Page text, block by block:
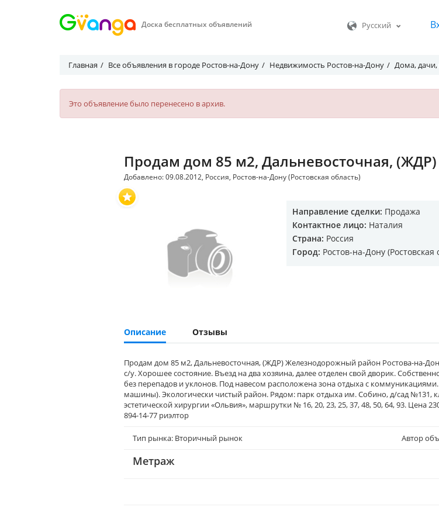
Доска бесплатных объявлений Русский
Главная Все объявления в городе Ростов-на-Дону Недвижимость Ростов-на-Дону Дома, дачи,
Это объявление было перенесено в архив.
Продам дом 85 м2, Дальневосточная, (ЖДР)
Добавлено: 09.08.2012, Россия, Ростов-на-Дону (Ростовская область)
Направление сделки: Продажа
Контактное лицо: Наталия
Страна: Россия
Город: Ростов-на-Дону (Ростовская
Описание Отзывы
Продам дом 85 м2, Дальневосточная, (ЖДР) Железнодорожный район Ростова-на-
с/у. Хорошее состояние. Въезд на два хозяина, далее отделен свой дворик.
без перепадов и уклонов. Под навесом расположена зона отдыха с
машины). Экологически чистый район. Рядом: парк отдыха им. Собино, д/сад №131,
эстетической хирургии «Ольвия», маршрутки № 16, 20, 23, 25, 37, 48, 50, 64, 93. Цена
894-14-77 риэлтор
Тип рынка: Вторичный рынок Автор
Метраж